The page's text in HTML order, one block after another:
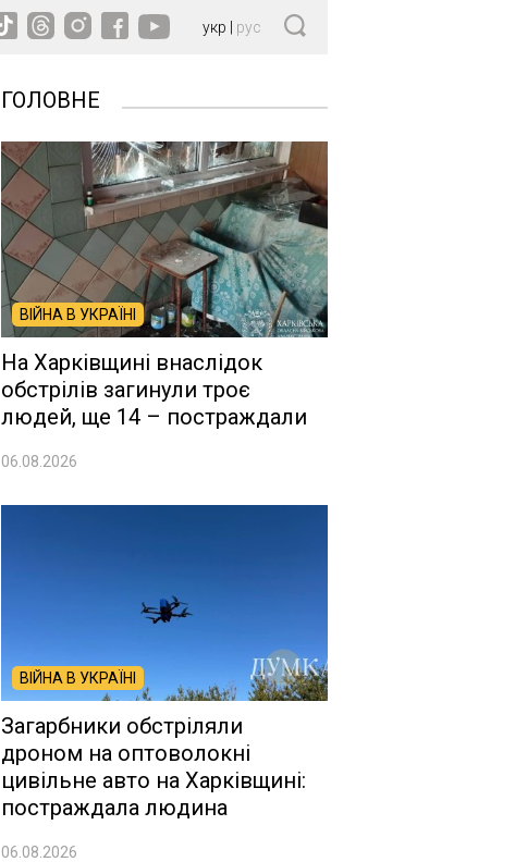
укр рус
ГОЛОВНЕ
ВІЙНА В УКРАЇНІ
На Харківщині внаслідок
обстрілів загинули троє
людей, ще 14 – постраждали
06.08.2026
ВІЙНА В УКРАЇНІ
Загарбники обстріляли
дроном на оптоволокні
цивільне авто на Харківщині:
постраждала людина
06.08.2026